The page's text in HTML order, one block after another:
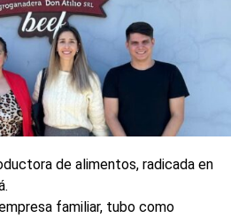
de alimentos, radicada en
familiar, tubo como